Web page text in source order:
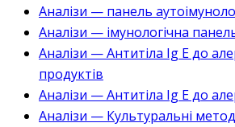
Аналізи — панель
Аналізи — імунологічна
Аналізи — Антитіла Ig E до
продуктів
Аналізи — Антитіла Ig E до
Аналізи — Культуральні